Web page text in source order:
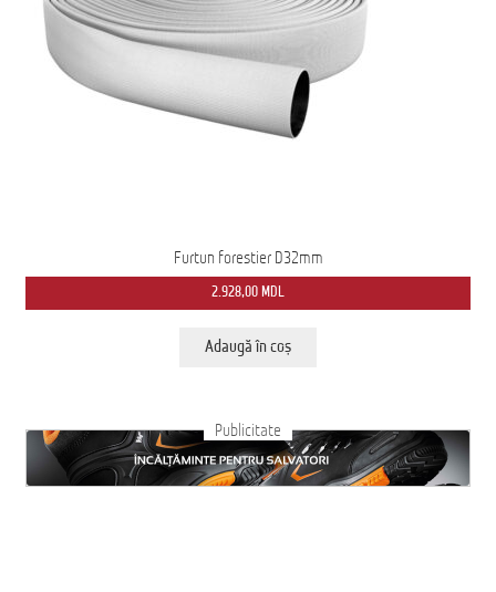
Furtun forestier D32mm
2.928,00 MDL
Adaugă în coș